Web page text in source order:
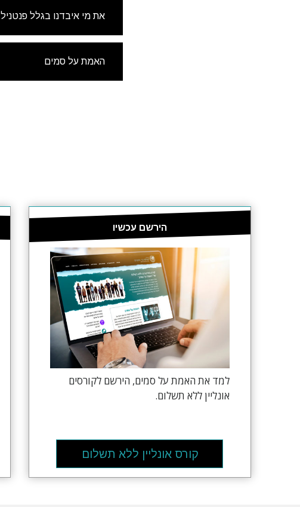
את מי איבדנו בגלל פנטניל
האמת על סמים
הירשם עכשיו
למד את האמת על סמים, הירשם לקורסים
אונליין ללא תשלום.
קורס אונליין ללא תשלום